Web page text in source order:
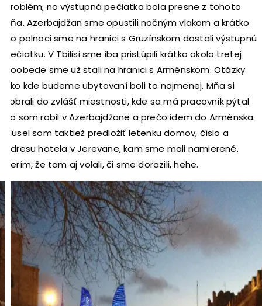
problém, no výstupná pečiatka bola presne z tohoto
dňa. Azerbajdžan sme opustili nočným vlakom a krátko
po polnoci sme na hranici s Gruzínskom dostali výstupnú
pečiatku. V Tbilisi sme iba pristúpili krátko okolo tretej
poobede sme už stali na hranici s Arménskom. Otázky
ako kde budeme ubytovaní boli to najmenej. Mňa si
zobrali do zvlášť miestnosti, kde sa má pracovník pýtal
čo som robil v Azerbajdžane a prečo idem do Arménska.
Musel som taktiež predložiť letenku domov, číslo a
adresu hotela v Jerevane, kam sme mali namierené.
Verím, že tam aj volali, či sme dorazili, hehe.